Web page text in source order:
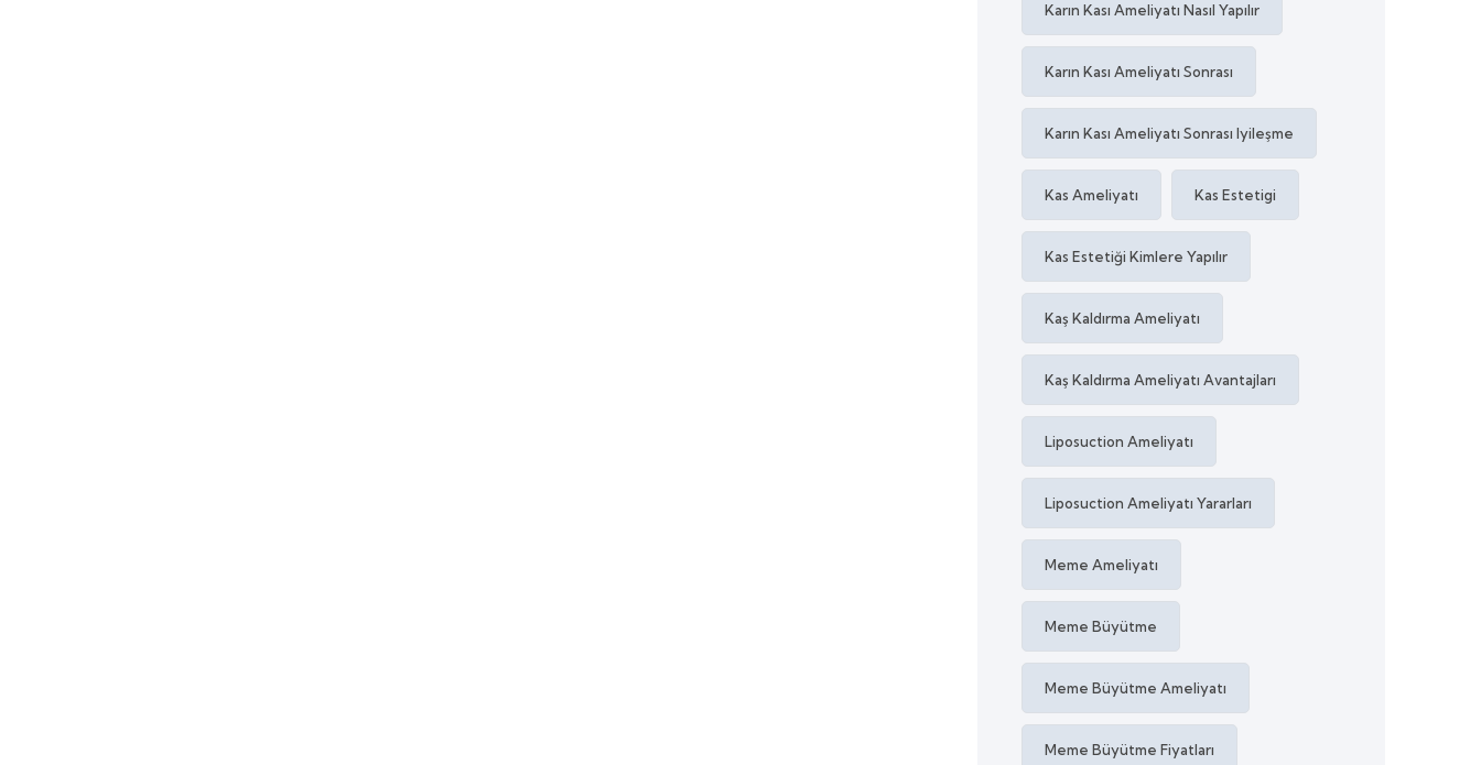
Karın Kası Ameliyatı Nasıl Yapılır
Karın Kası Ameliyatı Sonrası
Karın Kası Ameliyatı Sonrası Iyileşme
Kas Ameliyatı Kas Estetigi
Kas Estetiği Kimlere Yapılır
Kaş Kaldırma Ameliyatı
Kaş Kaldırma Ameliyatı Avantajları
Liposuction Ameliyatı
Liposuction Ameliyatı Yararları
Meme Ameliyatı
Meme Büyütme
Meme Büyütme Ameliyatı
Meme Büyütme Fiyatları